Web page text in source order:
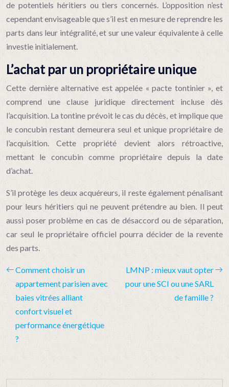
de potentiels héritiers ou tiers concernés. L’opposition n’est
cependant envisageable que s’il est en mesure de reprendre les
parts dans leur intégralité, et sur une valeur équivalente à celle
investie initialement.
L’achat par un propriétaire unique
Cette dernière alternative est appelée « pacte tontinier », et
comprend une clause juridique directement incluse dès
l’acquisition. La tontine prévoit le cas du décès, et implique que
le concubin restant demeurera seul et unique propriétaire de
l’acquisition. Cette propriété devient alors rétroactive,
mettant le concubin comme propriétaire depuis la date
d’achat.
S’il protège les deux acquéreurs, il reste également pénalisant
pour leurs héritiers qui ne peuvent prétendre au bien. Il peut
aussi poser problème en cas de désaccord ou de séparation,
car seul le propriétaire officiel pourra décider de la revente
des parts.
Comment choisir un
appartement parisien avec
baies vitrées alliant
confort visuel et
performance énergétique
?
LMNP : mieux vaut opter
pour une SCI ou une SARL
de famille ?